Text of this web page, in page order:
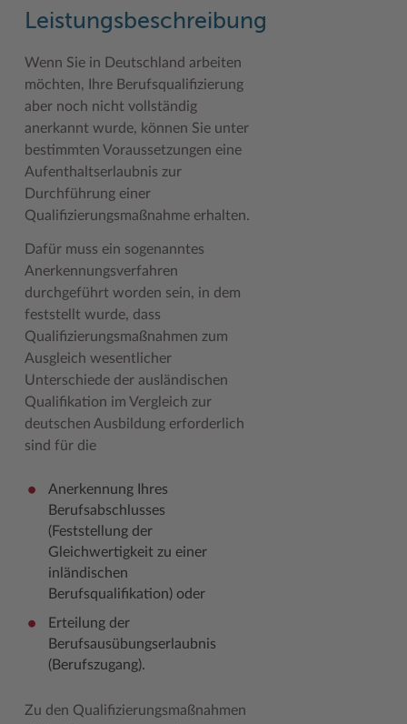
Geodatenportale (Kreiskarte)
Kontakt / Öffnungszeiten
Lebenslagen
Leistungen
Lexikon
Wo Sie uns finden
Wunsch-Kennzeichen ↗
Zuständigkeitsfinder SH ↗
Fotoarchiv
Klimaanpassungskonzept
Kreistag Sitzungskalender
Lokales Wetter
Newsletter
Social Media
Stellenangebote
Stormarninfo
Termine
Ukrainehilfe
Woche der Seelischen Gesundheit
Karrieretag
Kreispräsident
Kreistag Sitzungskalender
Kreisverwaltung
Landrat
Sonderbereiche
Städte und Gemeinden
Wahlen im Kreis
Wappen und Geschichte
Wappenrolle
Was ist ein Kreis?
Zahlen, Daten, Fakten
Offene Stellen
Weiterbildung beim Kreis Stormarn
Wen wir suchen
Klimaschutz beim Kreis Stormarn
Stormarner Bündnis für bezahlbares Wohnen
Wirtschafts- und Aufbaugesellschaft Stormarn
Zahlen, Daten, Fakten
Kulturelle Einrichtungen
Naturschutzgebiete
Radwandern
Storchenhorste
Lieblingsplätze in der Metropolregion
Tourismus
Umlandscout Hamburg
Vereine und Gruppen
Wälder und Moore
Leistungsbeschreibung
Wenn Sie in Deutschland arbeiten
möchten, Ihre Berufsqualifizierung
aber noch nicht vollständig
anerkannt wurde, können Sie unter
bestimmten Voraussetzungen eine
Aufenthaltserlaubnis zur
Durchführung einer
Qualifizierungsmaßnahme erhalten.
Dafür muss ein sogenanntes
Anerkennungsverfahren
durchgeführt worden sein, in dem
feststellt wurde, dass
Qualifizierungsmaßnahmen zum
Ausgleich wesentlicher
Unterschiede der ausländischen
Qualifikation im Vergleich zur
deutschen Ausbildung erforderlich
sind für die
Anerkennung Ihres
Berufsabschlusses
(Feststellung der
Gleichwertigkeit zu einer
inländischen
Berufsqualifikation) oder
Erteilung der
Berufsausübungserlaubnis
(Berufszugang).
Zu den Qualifizierungsmaßnahmen